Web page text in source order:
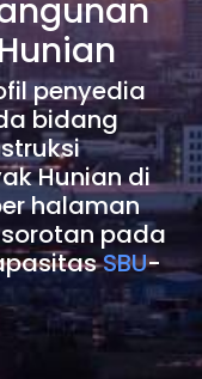
penyedia
bidang
Hunian di
halaman
pada
SBU-